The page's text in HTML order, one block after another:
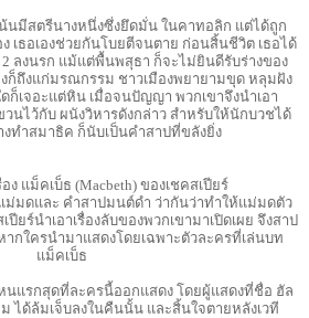
นมีสตรีนางหนึ่งซึ่งยึดมั่น ในคาทอลิก แต่ได้ถูก
เธอเองช่วยกันโบยตีจนตาย ก่อนสิ้นชีวิต เธอได้
ลงนรก แม้แต่พื้นพสุธา ก็จะไม่ยินดีรับร่างของ
ก็ถึงแก่มรณกรรม ชาวเมืองพยายามขุด หลุมฝัง
ก็เจอะแต่หิน เมื่อจนปัญญา พวกเขาจึงนําเอา
นไว้กับ ผนังวิหารดังกล่าว สําหรับให้นักบวชได้
งทําสมาธิค ก็นับเป็นคําสาปที่ขลังยิ่ง
ง แม็คเบ็ธ (Macbeth) ของเชคสเปียร์
ม่มดและ คําสาปมนต์ดํา ว่ากันว่าทําให้แม่มดตัว
ยร์นําเอาเรื่องลับของพวกเขามาเปิดเผย จึงสาป
ากใครนํามาแสดงโดยเฉพาะตัวละครที่เล่นบท
แม็คเบ็ธ
แรกสุดที่ละครนี้ออกแสดง โดยผู้แสดงที่ชื่อ ฮัล
ม ได้ล้มเจ็บลงในคืนนั้น และสิ้นใจตายหลังเวที